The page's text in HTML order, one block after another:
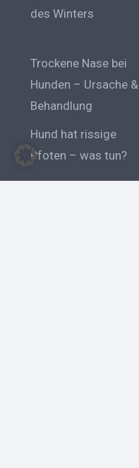
des Winters
Trockene Nase bei
Hunden – Ursache &
Behandlung
Hund hat rissige
Pfoten – was tun?